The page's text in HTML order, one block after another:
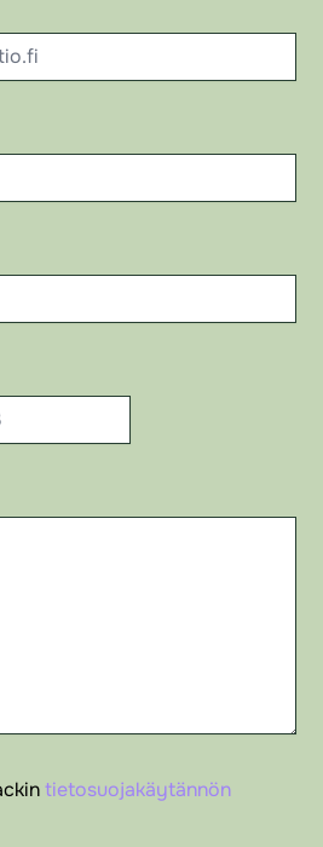
tietosuojakäytännön